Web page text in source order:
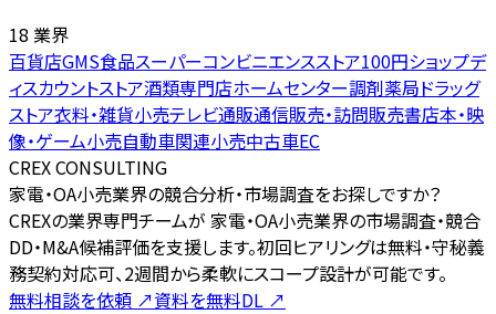
18 業界
百貨店GMS食品スーパーコンビニエンスストア100円ショップデ
ィスカウントストア酒類専門店ホームセンター調剤薬局ドラッグ
ストア衣料・雑貨小売テレビ通販通信販売・訪問販売書店本・映
像・ゲーム小売自動車関連小売中古車EC
CREX CONSULTING
家電・OA小売業界の競合分析・市場調査をお探しですか？
CREXの業界専門チームが 家電・OA小売業界の市場調査・競合
DD・M&A候補評価を支援します。初回ヒアリングは無料・守秘義
務契約対応可、2週間から柔軟にスコープ設計が可能です。
無料相談を依頼 ↗資料を無料DL ↗